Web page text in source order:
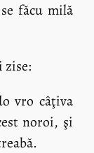
făcu milă
vro câţiva
noroi, şi